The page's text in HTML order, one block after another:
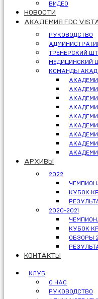
ВИДЕО
НОВОСТИ
АКАДЕМИЯ FDC
РУКОВОДСТВО
ТРЕНЕРСКИЙ
МЕДИЦИНСКИЙ
КОМАНДЫ
АКАДЕМИЯ
АРХИВЫ
2022
КУБОК
2020-2021
КУБОК
ОБЗОРЫ
КОНТАКТЫ
КЛУБ
О НАС
РУКОВОДСТВО